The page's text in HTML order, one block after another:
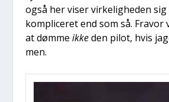
også her viser vir­ke­lig­he­den
kom­pli­ce­ret end som så. Fra­vor
at døm­me ikkeden pilot, hvis
men.